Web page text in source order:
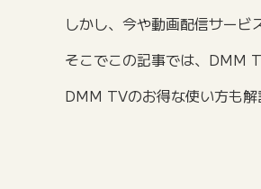
しかし、今や動画配信サービ
そこでこの記事では、DMM
DMM TVのお得な使い方も解